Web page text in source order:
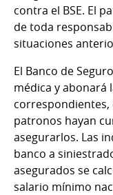
contra el BSE. El
de toda
situaciones
El Banco de
médica y abonará
correspondientes,
patronos hayan
asegurarlos. Las
banco a
asegurados se
salario mínimo